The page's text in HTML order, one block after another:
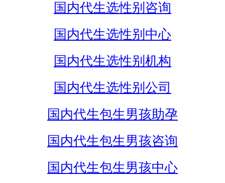
国内代生选性别咨询
国内代生选性别中心
国内代生选性别机构
国内代生选性别公司
国内代生包生男孩助孕
国内代生包生男孩咨询
国内代生包生男孩中心